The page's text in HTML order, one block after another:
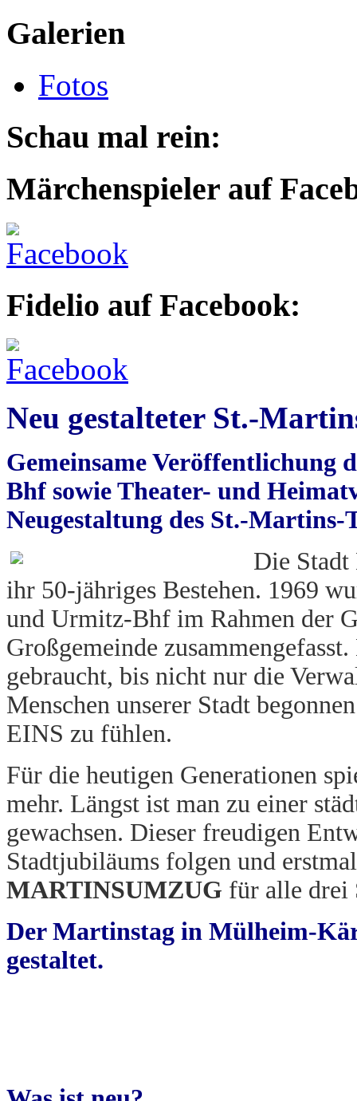
Galerien
Fotos
Schau mal rein:
Märchenspieler auf
Fidelio auf Facebook:
Neu gestalteter St.-
Gemeinsame
Bhf sowie Theater- und
Neugestaltung des St.-
Die
ihr 50-jähriges Bestehen. 1969
und Urmitz-Bhf im Rahmen der
Großgemeinde
gebraucht, bis nicht nur die
Menschen unserer Stadt
EINS zu fühlen.
Für die heutigen Generationen
mehr. Längst ist man zu einer
gewachsen. Dieser freudigen
Stadtjubiläums folgen und
MARTINSUMZUG für alle drei
Der Martinstag in Mülheim-
gestaltet.